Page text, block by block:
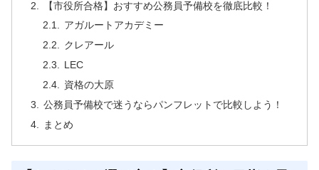
【市役所合格】おすすめ公務員予備校を徹底比較！
アガルートアカデミー
クレアール
LEC
資格の大原
公務員予備校で迷うならパンフレットで比較しよう！
まとめ